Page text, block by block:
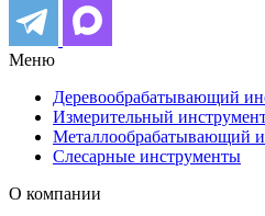
Меню
Деревообрабатывающий
Измерительный
Металлообрабатывающий
Слесарные инструменты
О компании